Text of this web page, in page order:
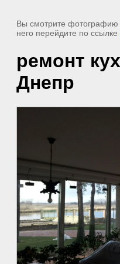
Вы смотрите фотографию
него перейдите по ссылке
ремонт
Днепр